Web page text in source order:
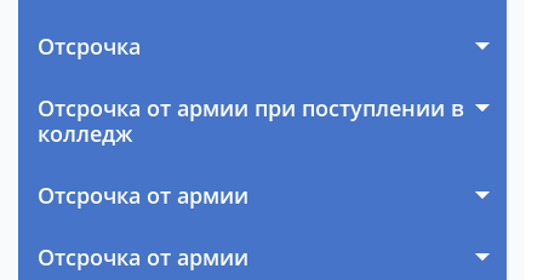
Отсрочка
Отсрочка от армии при поступлении в
колледж
Отсрочка от армии
Отсрочка от армии